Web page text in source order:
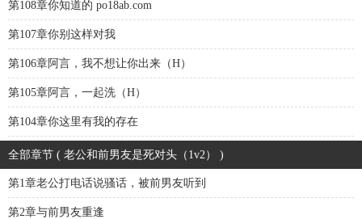
第108章你知道的 po18ab.com
第107章你别这样对我
第106章阿言，我不想让你出来（H）
第105章阿言，一起洗（H）
第104章你这里有我的存在
全部章节 ( 老公和前男友是死对头（1v2） )
第1章老公打电话说骚话，被前男友听到
第2章与前男友重逢